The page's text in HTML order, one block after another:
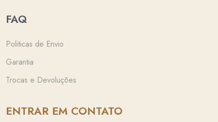
FAQ
Politicas de Envio
Garantia
Trocas e Devoluções
ENTRAR EM CONTATO